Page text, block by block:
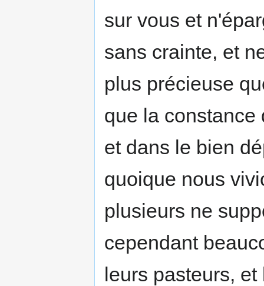
sur vous et
sans crainte, et
plus précieuse
que la constance
et dans le bien
quoique nous
plusieurs ne
cependant
leurs pasteurs,